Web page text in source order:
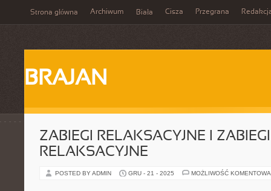
Strona główna Archiwum Biała Cisza Przegrana
BRAJAN
ZABIEGI RELAKSACYJNE I ZABIEGI
RELAKSACYJNE
POSTED BY ADMIN GRU - 21 - 2025 MOŻLIWOŚĆ